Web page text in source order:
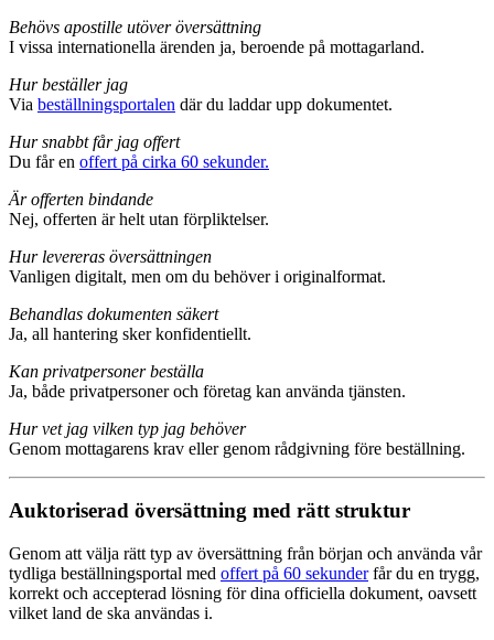
Behövs apostille utöver översättning
I vissa internationella ärenden ja, beroende på mottagarland.
Hur beställer jag
Via beställningsportalen där du laddar upp dokumentet.
Hur snabbt får jag offert
Du får en offert på cirka 60 sekunder.
Är offerten bindande
Nej, offerten är helt utan förpliktelser.
Hur levereras översättningen
Vanligen digitalt, men om du behöver i originalformat.
Behandlas dokumenten säkert
Ja, all hantering sker konfidentiellt.
Kan privatpersoner beställa
Ja, både privatpersoner och företag kan använda tjänsten.
Hur vet jag vilken typ jag behöver
Genom mottagarens krav eller genom rådgivning före beställning.
Auktoriserad översättning med rätt struktur
Genom att välja rätt typ av översättning från början och använda vår
tydliga beställningsportal med offert på 60 sekunderfår du en trygg,
korrekt och accepterad lösning för dina officiella dokument, oavsett
vilket land de ska användas i.